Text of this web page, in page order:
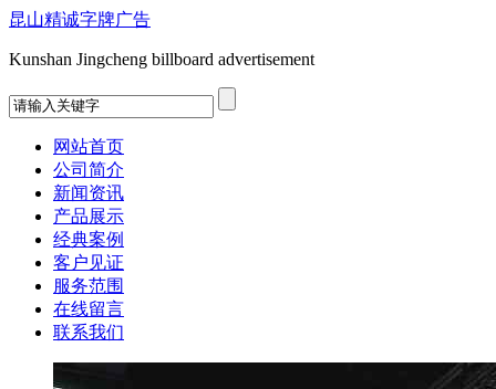
昆山精诚字牌广告
Kunshan Jingcheng billboard advertisement
网站首页
公司简介
新闻资讯
产品展示
经典案例
客户见证
服务范围
在线留言
联系我们